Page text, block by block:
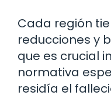
Cada región
reducciones y
que es crucial
normativa
residía el